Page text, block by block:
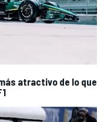
atractivo de lo que